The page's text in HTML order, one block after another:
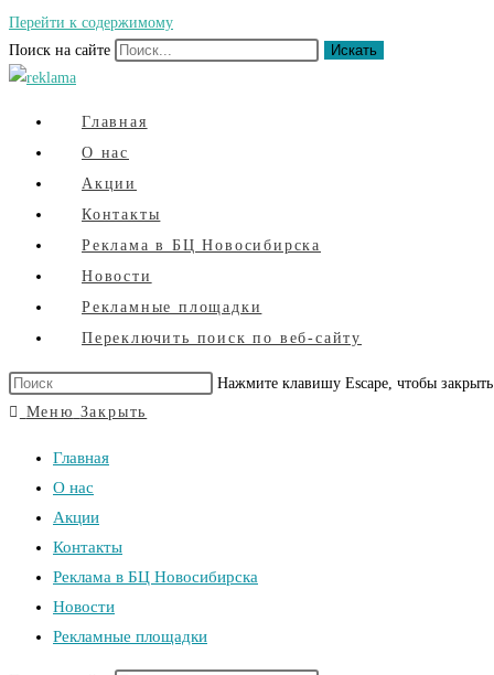
Перейти к содержимому
Поиск на сайте
Искать
Главная
О нас
Акции
Контакты
Реклама в БЦ Новосибирска
Новости
Рекламные площадки
Переключить поиск по веб-сайту
Нажмите клавишу Escape, чтобы
Меню Закрыть
Главная
О нас
Акции
Контакты
Реклама в БЦ Новосибирска
Новости
Рекламные площадки